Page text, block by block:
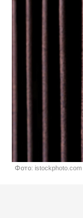
Фото: istockphoto.com